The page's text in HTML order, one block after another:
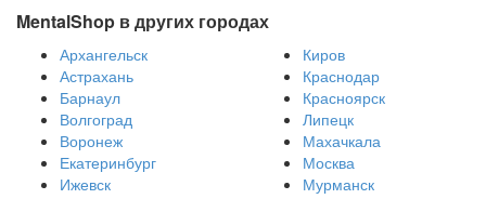
MentalShop в других городах
Архангельск
Астрахань
Барнаул
Волгоград
Воронеж
Екатеринбург
Ижевск
Киров
Краснодар
Красноярск
Липецк
Махачкала
Москва
Мурманск